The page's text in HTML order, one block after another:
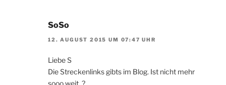
SoSo
12. AUGUST 2015 UM 07:47 UHR
Liebe S
Die Streckenlinks gibts im Blog. Ist nicht mehr
sooo weit. ?